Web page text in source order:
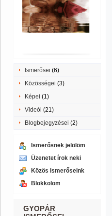
Ismerősei (6)
Közösségei (3)
Képei (1)
Videói (21)
Blogbejegyzései (2)
Ismerősnek jelölöm
Üzenetet írok neki
Közös ismerőseink
Blokkolom
GYOPÁR